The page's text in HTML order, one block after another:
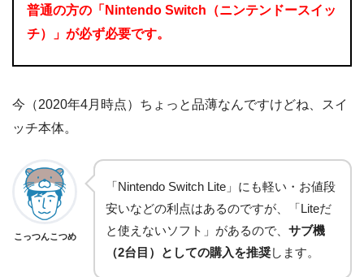
普通の方の「Nintendo Switch（ニンテンドースイッ
チ）」が必ず必要です。
今（2020年4月時点）ちょっと品薄なんですけどね、スイ
ッチ本体。
こっつんこつめ
「Nintendo Switch Lite」にも軽い・お値段
安いなどの利点はあるのですが、「Liteだ
と使えないソフト」があるので、 サブ機
（2台目）としての購入を推奨します。